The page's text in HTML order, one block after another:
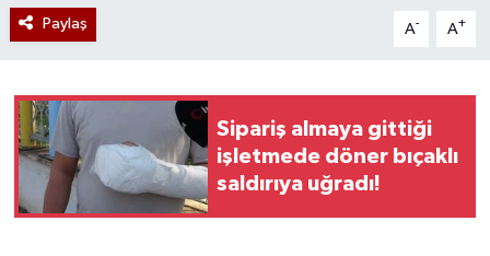
Paylaş A- A+
Sipariş almaya gittiği
işletmede döner bıçaklı
saldırıya uğradı!